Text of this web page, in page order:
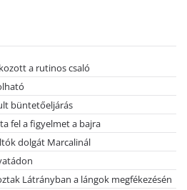
a rutinos csaló
büntetőeljárás
fel a figyelmet a bajra
dolgát Marcalinál
Látrányban a lángok megfékezésén